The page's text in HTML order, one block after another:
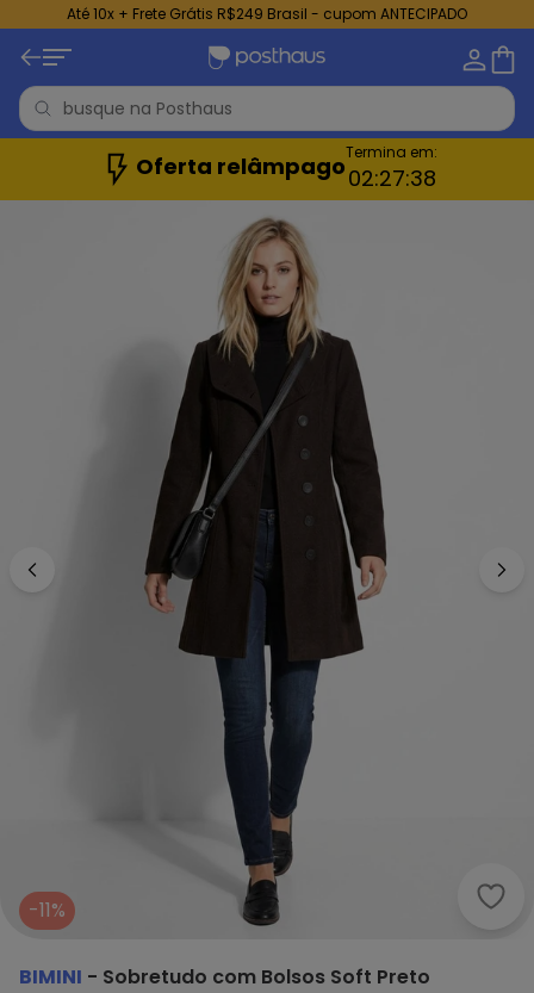
Até 10x + Frete Grátis R$249 Brasil - cupom ANTECIPADO
Oferta relâmpagoTermina em:
02:27:37
-11%
BIMINI - Sobretudo com Bolsos Soft Preto